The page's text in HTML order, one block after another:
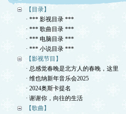
【目录】
· *** 影视目录 ***
· *** 歌曲目录 ***
· *** 电脑目录 ***
· *** 小说目录 ***
【影视节目】
· 总感觉春晚是北方人的春晚，这里
· 维也纳新年音乐会2025
· 2024奥斯卡提名
· 谢谢你，向往的生活
【歌曲】